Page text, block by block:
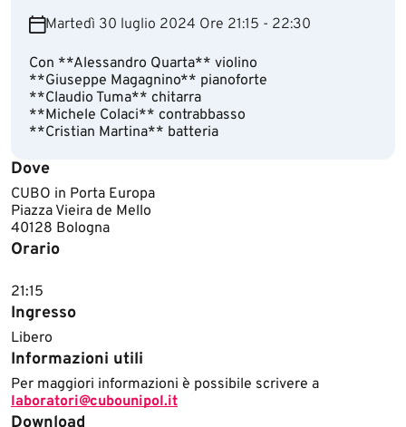
Martedì 30 luglio 2024 Ore 21:15 - 22:30
Con **Alessandro Quarta** violino
**Giuseppe Magagnino** pianoforte
**Claudio Tuma** chitarra
**Michele Colaci** contrabbasso
**Cristian Martina** batteria
Dove
CUBO in Porta Europa
Piazza Vieira de Mello
40128 Bologna
Orario
21:15
Ingresso
Libero
Informazioni utili
Per maggiori informazioni è possibile scrivere a
laboratori@cubounipol.it